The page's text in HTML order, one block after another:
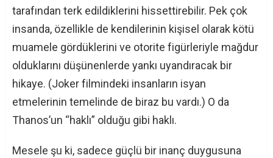
tarafından terk edildiklerini hissettirebilir. Pek çok
insanda, özellikle de kendilerinin kişisel olarak kötü
muamele gördüklerini ve otorite figürleriyle mağdur
olduklarını düşünenlerde yankı uyandıracak bir
hikaye. (Joker filmindeki insanların isyan
etmelerinin temelinde de biraz bu vardı.) O da
Thanos’un “haklı” olduğu gibi haklı.
Mesele şu ki, sadece güçlü bir inanç duygusuna